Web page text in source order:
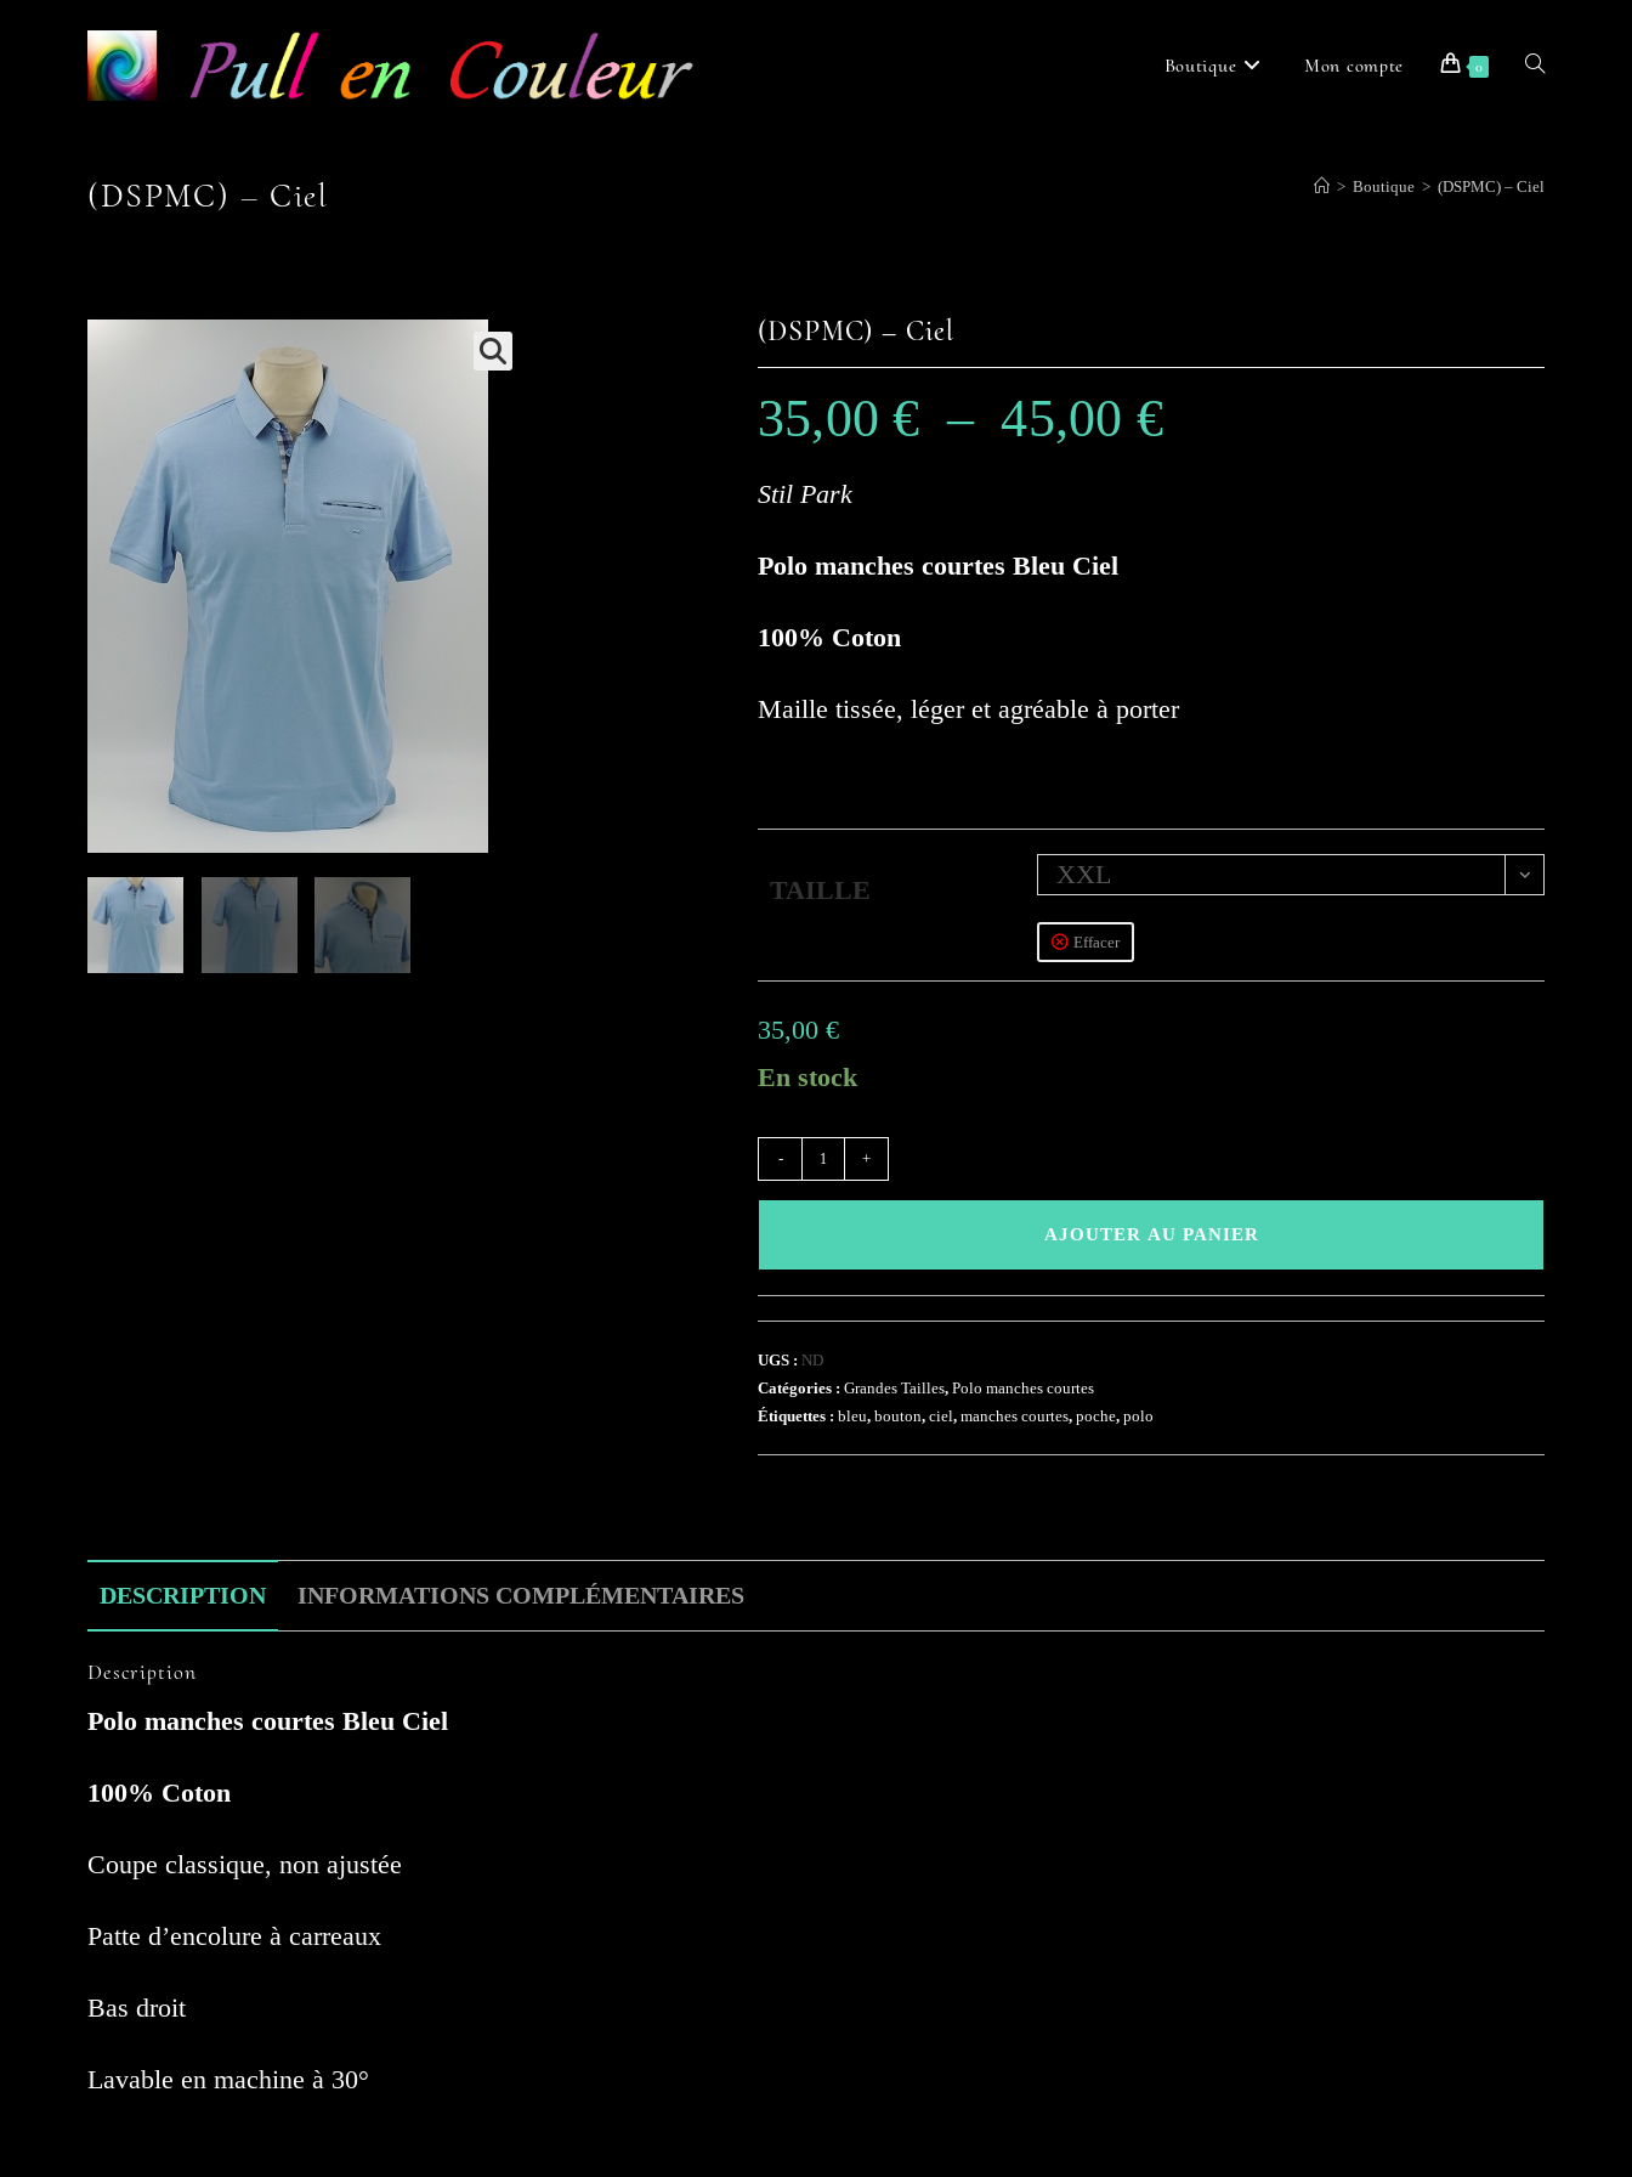
Boutique Mon compte 0 Toggle
website
(DSPMC) – Ciel > Boutique > (DSPMC) – Ciel
(DSPMC) – Ciel
35,00€ – 45,00 €Plage
prix :
Stil Park
Polo manches courtes Bleu Ciel
100% Coton
Maille tissée, léger et agréable à porter
TAILLE
XXL
Effacer
35,00 €
En stock
de
Ciel
- +
AJOUTER AU PANIER
UGS : ND
Catégories : Grandes Tailles, Polo manches courtes
Étiquettes : bleu, bouton, ciel, manches courtes, poche, polo
DESCRIPTION INFORMATIONS COMPLÉMENTAIRES
Description
Polo manches courtes Bleu Ciel
100% Coton
Coupe classique, non ajustée
Patte d’encolure à carreaux
Bas droit
Lavable en machine à 30°